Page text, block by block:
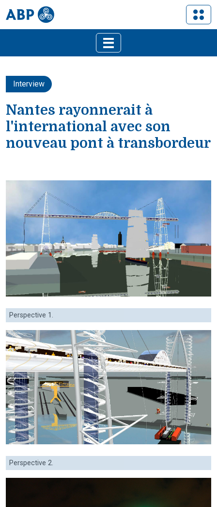
Interview
Nantes rayonnerait à
l'international avec son
nouveau pont à transbordeur
Perspective 1.
Perspective 2.